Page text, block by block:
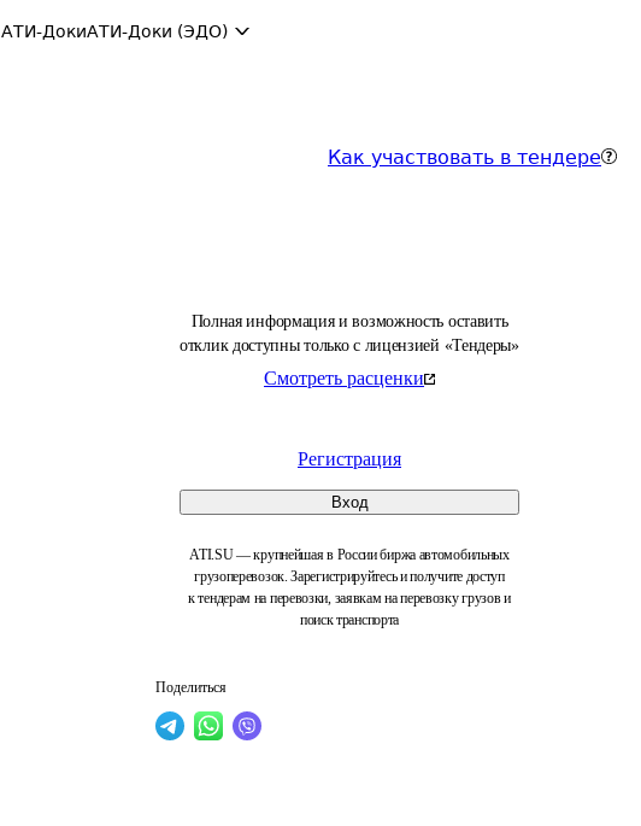
АТИ-ДокиАТИ-Доки (ЭДО)
Как участвовать в тендере
Полная информация и возможность оставить
отклик доступны только с лицензией «Тендеры»
Смотреть расценки
Регистрация
Вход
ATI.SU — крупнейшая в России биржа автомобильных
грузоперевозок. Зарегистрируйтесь и получите доступ
к тендерам на перевозки, заявкам на перевозку грузов и
поиск транспорта
Поделиться